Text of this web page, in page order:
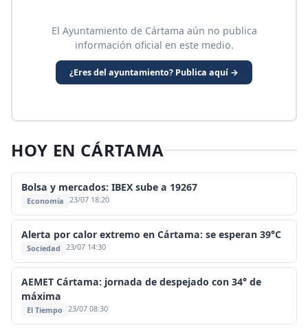
El Ayuntamiento de Cártama aún no publica
información oficial en este medio.
¿Eres del ayuntamiento? Publica aquí →
HOY EN CÁRTAMA
Bolsa y mercados: IBEX sube a 19267
Economía 23/07 18:20
Alerta por calor extremo en Cártama: se esperan 39°C
Sociedad 23/07 14:30
AEMET Cártama: jornada de despejado con 34° de
máxima
El Tiempo 23/07 08:30